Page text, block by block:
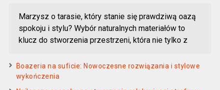
Marzysz o tarasie, który stanie się prawdziwą oazą
spokoju i stylu? Wybór naturalnych materiałów to
klucz do stworzenia przestrzeni, która nie tylko z
Boazeria na suficie: Nowoczesne rozwiązania i stylowe
wykończenia